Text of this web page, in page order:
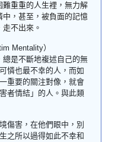
難重重的人生裡，無力解
中，甚至，被負面的記憶
不出來。
Mentality）
總是不斷地複述自己的無
憐也最不幸的人，而如
重要的關注對像，就會
者情結」的人。與此類
傷害，在他們眼中，別
之所以過得如此不幸和